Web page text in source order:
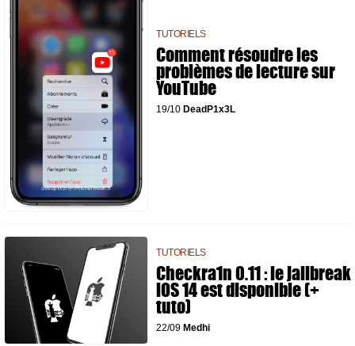
TUTORIELS
Comment résoudre les
problèmes de lecture sur
YouTube
19/10 DeadP1x3L
TUTORIELS
Checkra1n 0.11 : le jailbreak
iOS 14 est disponible (+
tuto)
22/09 Medhi